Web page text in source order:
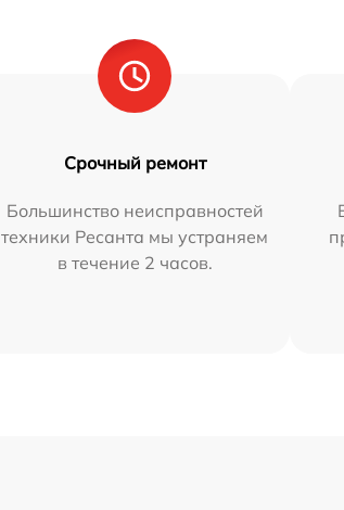
Срочный ремонт
Большинство неисправностей
техники Ресанта мы устраняем
в течение 2 часов.